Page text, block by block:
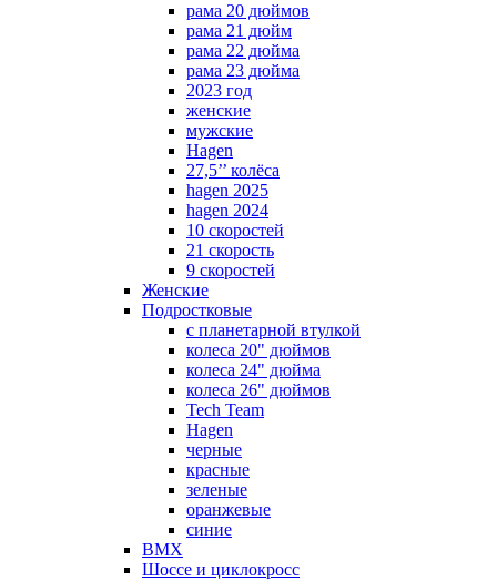
рама 20 дюймов
рама 21 дюйм
рама 22 дюйма
рама 23 дюйма
2023 год
женские
мужские
Hagen
27,5’’ колёса
hagen 2025
hagen 2024
10 скоростей
21 скорость
9 скоростей
Женские
Подростковые
с планетарной втулкой
колеса 20" дюймов
колеса 24" дюйма
колеса 26" дюймов
Tech Team
Hagen
черные
красные
зеленые
оранжевые
синие
BMX
Шоссе и циклокросс